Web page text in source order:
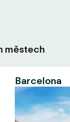
městech
Barcelona